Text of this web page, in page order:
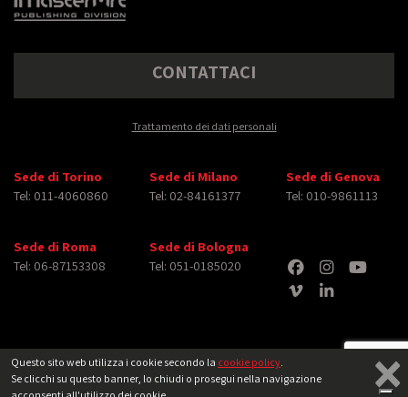
Questo sito web utilizza i cookie secondo la cookie policy.
Se clicchi su questo banner, lo chiudi o prosegui nella navigazione
×
CONTATTACI
Trattamento dei dati personali
Sede di Torino
Tel: 011-4060860
Sede di Milano
Tel: 02-84161377
Sede di Genova
Tel: 010-9861113
Sede di Roma
Tel: 06-87153308
Sede di Bologna
Tel: 051-0185020
Copyright © 2026 iMasterArt S.r.l. ‐ All rights reserved. Tutti i diritti relativi ad